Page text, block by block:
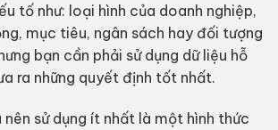
tố như: loại hình của doanh nghiệp,
mục tiêu, ngân sách hay đối tượng
bạn cần phải sử dụng dữ liệu hỗ
ra những quyết định tốt nhất.
sử dụng ít nhất là một hình thức